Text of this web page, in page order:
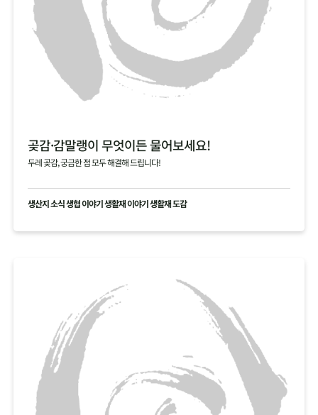
곶감·감말랭이 무엇이든 물어보세요!
두레 곶감, 궁금한 점 모두 해결해 드립니다!
생산지 소식 생협 이야기 생활재 이야기 생활재 도감